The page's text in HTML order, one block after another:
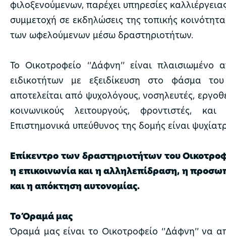
φιλοξενούμενων, παρέχει υπηρεσίες
συμμετοχή σε εκδηλώσεις της τοπικής
των ωφελούμενων μέσω δραστηριοτήτων.
Το Οικοτροφείο ‘’Δάφνη’’ είναι
ειδικοτήτων με εξειδίκευση στο φάσμα
αποτελείται από ψυχολόγους, νοσηλευτές,
κοινωνικούς λειτουργούς, φροντιστές, και
Επιστημονικά υπεύθυνος της δομής είναι
Επίκεντρο των δραστηριοτήτων του
η επικοινωνία και η αλληλεπίδραση, η
και η απόκτηση αυτονομίας.
Το Όραμά μας
Όραμά μας είναι το Οικοτροφείο ‘’Δάφνη’’ να